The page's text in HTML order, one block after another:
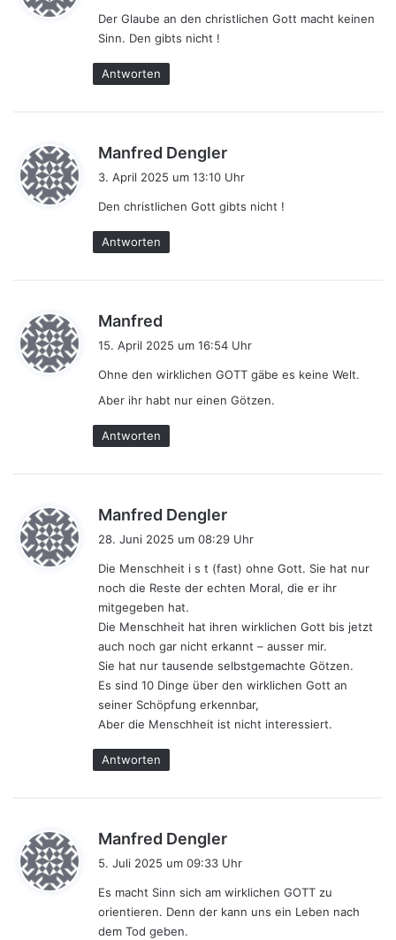
t
Der Glaube an den christlichen Gott macht keinen
Sinn. Den gibts nicht !
Antworten
Manfred Dengler
a
t
3. April 2025 um 13:10 Uhr
Den christlichen Gott gibts nicht !
Antworten
Manfred
a
t
:
15. April 2025 um 16:54 Uhr
Ohne den wirklichen GOTT gäbe es keine Welt.
Aber ihr habt nur einen Götzen.
Antworten
Manfred Dengler
a
t
:
28. Juni 2025 um 08:29 Uhr
Die Menschheit i s t (fast) ohne Gott. Sie hat nur
noch die Reste der echten Moral, die er ihr
mitgegeben hat.
Die Menschheit hat ihren wirklichen Gott bis jetzt
auch noch gar nicht erkannt – ausser mir.
Sie hat nur tausende selbstgemachte Götzen.
Es sind 10 Dinge über den wirklichen Gott an
seiner Schöpfung erkennbar,
Aber die Menschheit ist nicht interessiert.
Antworten
Manfred Dengler
a
t
:
5. Juli 2025 um 09:33 Uhr
Es macht Sinn sich am wirklichen GOTT zu
orientieren. Denn der kann uns ein Leben nach
dem Tod geben.